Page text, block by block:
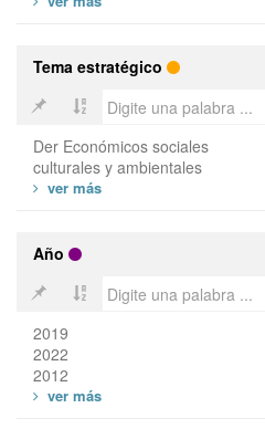
Tema estratégico
Der Económicos sociales
culturales y ambientales
Año
2019
2022
2012